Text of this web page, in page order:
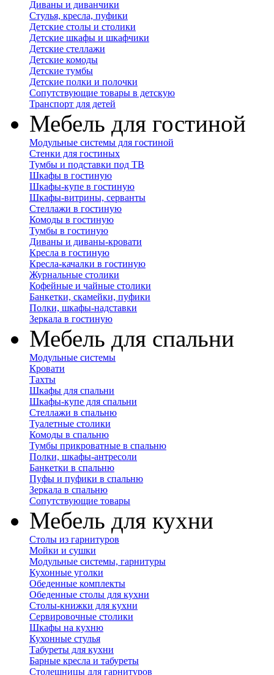
Диваны и диванчики
Стулья, кресла, пуфики
Детские столы и столики
Детские шкафы и шкафчики
Детские стеллажи
Детские комоды
Детские тумбы
Детские полки и полочки
Сопутствующие товары в детскую
Транспорт для детей
Мебель для гостиной
Модульные системы для гостиной
Стенки для гостиных
Тумбы и подставки под ТВ
Шкафы в гостиную
Шкафы-купе в гостиную
Шкафы-витрины, серванты
Стеллажи в гостиную
Комоды в гостиную
Тумбы в гостиную
Диваны и диваны-кровати
Кресла в гостиную
Кресла-качалки в гостиную
Журнальные столики
Кофейные и чайные столики
Банкетки, скамейки, пуфики
Полки, шкафы-надставки
Зеркала в гостиную
Мебель для спальни
Модульные системы
Кровати
Тахты
Шкафы для спальни
Шкафы-купе для спальни
Стеллажи в спальню
Туалетные столики
Комоды в спальню
Тумбы прикроватные в спальню
Полки, шкафы-антресоли
Банкетки в спальню
Пуфы и пуфики в спальню
Зеркала в спальню
Сопутствующие товары
Мебель для кухни
Столы из гарнитуров
Мойки и сушки
Модульные системы, гарнитуры
Кухонные уголки
Обеденные комплекты
Обеденные столы для кухни
Столы-книжки для кухни
Сервировочные столики
Шкафы на кухню
Кухонные стулья
Табуреты для кухни
Барные кресла и табуреты
Столешницы для гарнитуров